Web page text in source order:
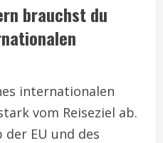
brauchst du
internationalen
vom Reiseziel ab.
EU und des